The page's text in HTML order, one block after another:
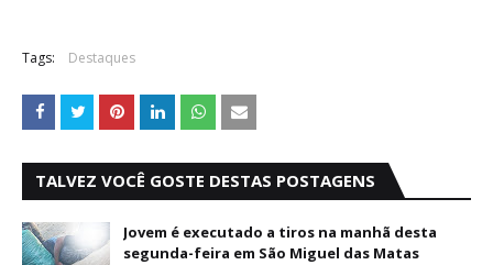
Tags: Destaques
TALVEZ VOCÊ GOSTE DESTAS POSTAGENS
Jovem é executado a tiros na manhã desta
segunda-feira em São Miguel das Matas